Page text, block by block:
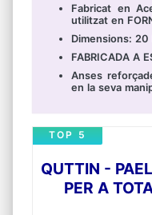
Fabricat en
utilitzat en
Dimensions: 20
FABRICADA A
Anses
en la seva
QUTTIN -
PER A
TOP 5